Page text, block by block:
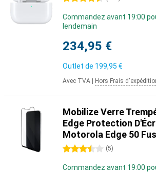
Commandez avant 19:00
lendemain
234,95 €
Outlet de 199,95 €
Avec TVA Hors Frais
Mobilize Verre
Edge Protection
Motorola Edge 50
3.5 étoiles (5)
Commandez avant 19:00